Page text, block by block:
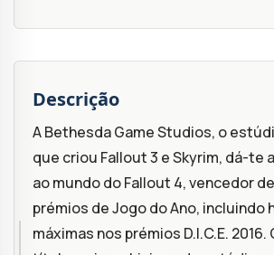
Descrição
A Bethesda Game Studios, o
que criou Fallout 3 e Skyrim, dá-te
ao mundo do Fallout 4, vencedor
prémios de Jogo do Ano, incluindo
máximas nos prémios D.I.C.E. 2016.